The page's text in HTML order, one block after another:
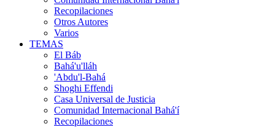
Recopilaciones
Otros Autores
Varios
TEMAS
El Báb
Bahá'u'lláh
'Abdu'l-Bahá
Shoghi Effendi
Casa Universal de Justicia
Comunidad Internacional Bahá'í
Recopilaciones